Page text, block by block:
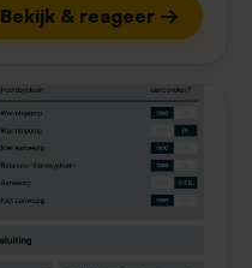
Bekijk & reageer →